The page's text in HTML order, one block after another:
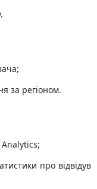
за регіоном.
Analytics;
про відвідув